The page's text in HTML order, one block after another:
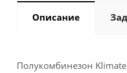
Описание
Полукомбинезон Klimate